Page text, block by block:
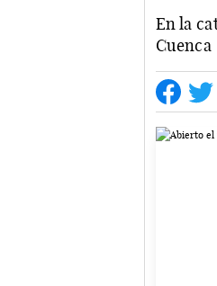
En la
Cuenca